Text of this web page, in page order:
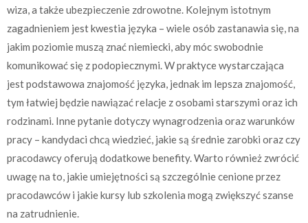
wiza, a także ubezpieczenie zdrowotne. Kolejnym istotnym
zagadnieniem jest kwestia języka – wiele osób zastanawia się, na
jakim poziomie muszą znać niemiecki, aby móc swobodnie
komunikować się z podopiecznymi. W praktyce wystarczająca
jest podstawowa znajomość języka, jednak im lepsza znajomość,
tym łatwiej będzie nawiązać relacje z osobami starszymi oraz ich
rodzinami. Inne pytanie dotyczy wynagrodzenia oraz warunków
pracy – kandydaci chcą wiedzieć, jakie są średnie zarobki oraz czy
pracodawcy oferują dodatkowe benefity. Warto również zwrócić
uwagę na to, jakie umiejętności są szczególnie cenione przez
pracodawców i jakie kursy lub szkolenia mogą zwiększyć szanse
na zatrudnienie.